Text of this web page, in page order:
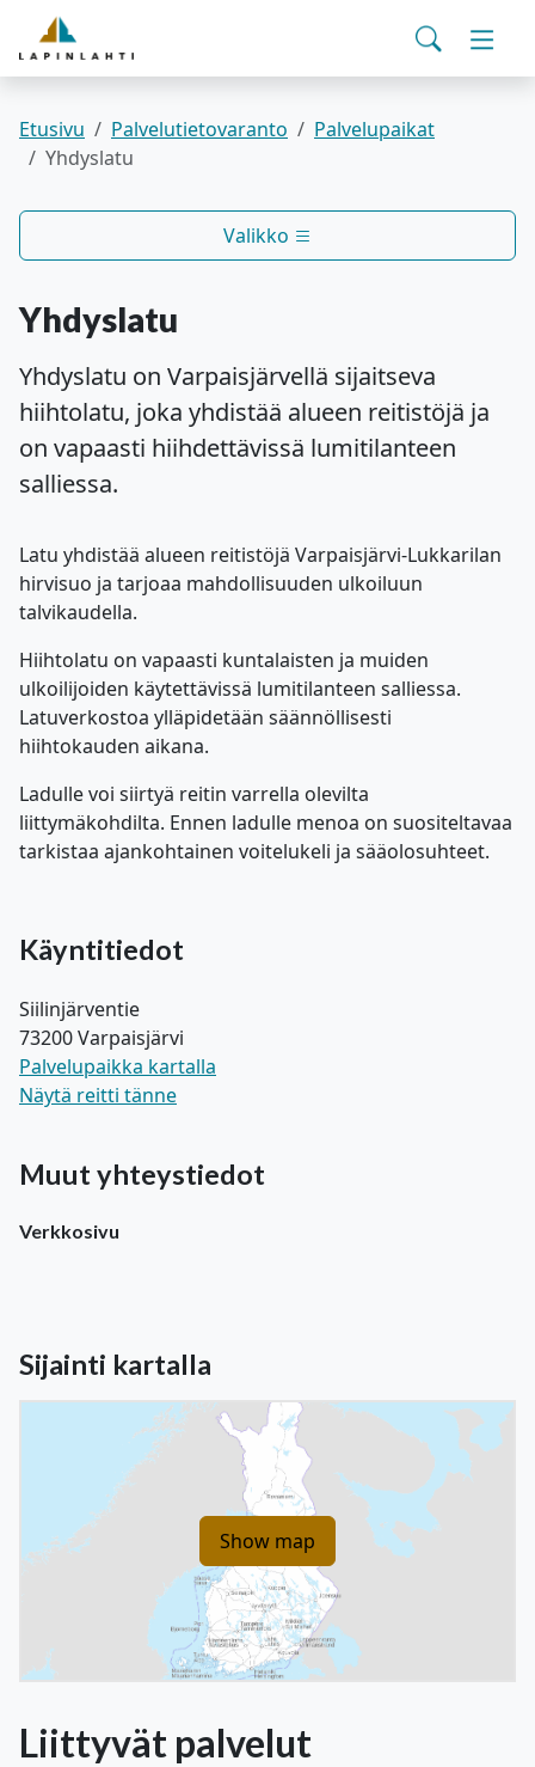
Siirry pääsisältöön
Yhteystiedot
Pohjois-Savon hyvinvointialue
Haku
Asuminen ja ympäristö
Varhaiskasvatus ja koulutus
Kunta ja päätöksenteko
Työ- ja elinvoimapalvelut
Verkkoasiointi
Etusivu Palvelutietovaranto
Palvelupaikat
Yhdyslatu
Valikko
Yhdyslatu
Yhdyslatu on Varpaisjärvellä sijaitseva
hiihtolatu, joka yhdistää alueen reitistöjä ja
on vapaasti hiihdettävissä lumitilanteen
salliessa.
Latu yhdistää alueen reitistöjä Varpaisjärvi-Lukkarilan
hirvisuo ja tarjoaa mahdollisuuden ulkoiluun
talvikaudella.
Hiihtolatu on vapaasti kuntalaisten ja muiden
ulkoilijoiden käytettävissä lumitilanteen salliessa.
Latuverkostoa ylläpidetään säännöllisesti
hiihtokauden aikana.
Ladulle voi siirtyä reitin varrella olevilta
liittymäkohdilta. Ennen ladulle menoa on suositeltavaa
tarkistaa ajankohtainen voitelukeli ja sääolosuhteet.
Käyntitiedot
Siilinjärventie
73200 Varpaisjärvi
Palvelupaikka kartalla
Näytä reitti tänne
Muut yhteystiedot
Verkkosivu
Sijainti kartalla
Show map
Liittyvät palvelut